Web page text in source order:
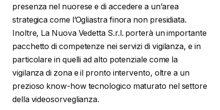
presenza nel nuorese e di accedere a un’area
strategica come l’Ogliastra finora non presidiata.
Inoltre, La Nuova Vedetta S.r.l. porterà un importante
pacchetto di competenze nei servizi di vigilanza, e in
particolare in quelli ad alto potenziale come la
vigilanza di zona e il pronto intervento, oltre a un
prezioso know-how tecnologico maturato nel settore
della videosorveglianza.